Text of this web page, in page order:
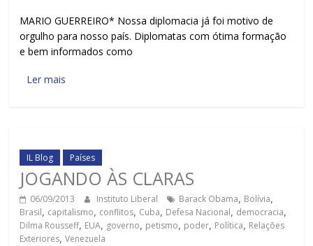
MARIO GUERREIRO* Nossa diplomacia já foi motivo de
orgulho para nosso país. Diplomatas com ótima formação
e bem informados como
Ler mais
IL Blog Países
JOGANDO ÀS CLARAS
06/09/2013 Instituto Liberal Barack Obama, Bolívia,
Brasil, capitalismo, conflitos, Cuba, Defesa Nacional, democracia,
Dilma Rousseff, EUA, governo, petismo, poder, Política, Relações
Exteriores,Venezuela